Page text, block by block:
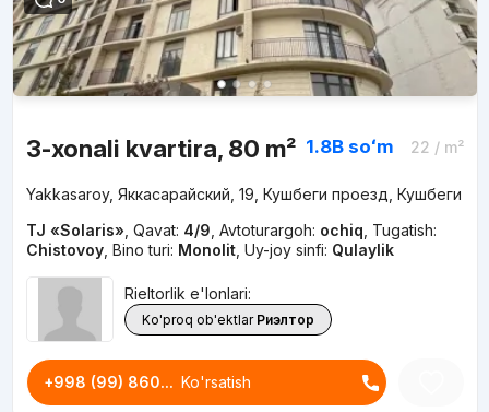
3-xonali kvartira, 80 m² 1.8B soʻm 22 / m²
Yakkasaroy, Яккасарайский, 19, Кушбеги проезд, Кушбеги
TJ «Solaris» Qavat: 4/9 Avtoturargoh: ochiq Tugatish:
Chistovoy, Bino turi: Monolit, Uy-joy sinfi: Qulaylik
Rieltorlik e'lonlari:
Ko'proq ob'ektlar Риэлтор
+998 (99) 860... Ko'rsatish